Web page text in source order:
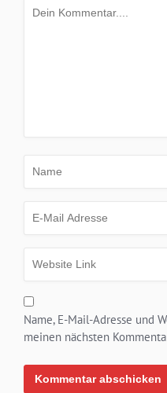
Name, E-Mail-Adresse und
meinen nächsten